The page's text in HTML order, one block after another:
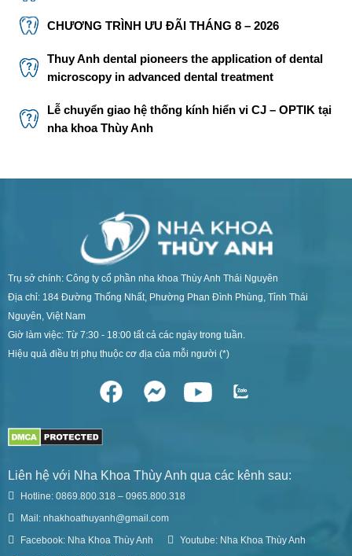
CHƯƠNG TRÌNH ƯU ĐÃI THÁNG 8 – 2026
Thuy Anh dental pioneers the application of dental
microscopy in advanced dental treatment
Lễ chuyển giao hệ thống kính hiển vi CJ – OPTIK tại
nha khoa Thùy Anh
Trụ sở chính: Công ty cổ phần nha khoa Thùy Anh Thái Nguyên
Địa chỉ: 184 Đường Thống Nhất, Phường Phan Đình Phùng, Tỉnh Thái
Nguyên, Việt Nam
Giờ làm việc: Từ 7:30 - 18:00 tất cả các ngày trong tuần.
Hiệu quả điều trị phụ thuộc cơ địa của mỗi người (*)
Liên hệ với Nha Khoa Thùy Anh qua các kênh sau:
Hotline: 0869.800.318 – 0965.800.318
Mail: nhakhoathuyanh@gmail.com
Facebook: Nha Khoa Thùy Anh
Youtube: Nha Khoa Thùy Anh